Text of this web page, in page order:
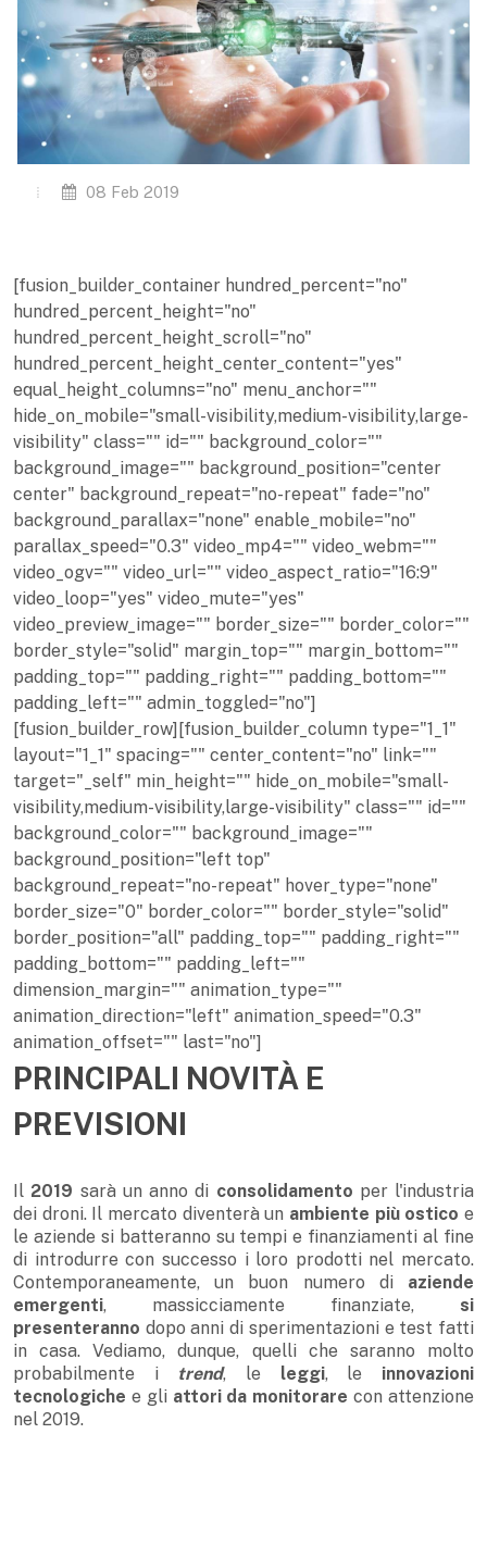
08 Feb 2019
[fusion_builder_container hundred_percent="no"
hundred_percent_height="no"
hundred_percent_height_scroll="no"
hundred_percent_height_center_content="yes"
equal_height_columns="no" menu_anchor=""
hide_on_mobile="small-visibility,medium-visibility,large-
visibility" class="" id="" background_color=""
background_image="" background_position="center
center" background_repeat="no-repeat" fade="no"
background_parallax="none" enable_mobile="no"
parallax_speed="0.3" video_mp4="" video_webm=""
video_ogv="" video_url="" video_aspect_ratio="16:9"
video_loop="yes" video_mute="yes"
video_preview_image="" border_size="" border_color=""
border_style="solid" margin_top="" margin_bottom=""
padding_top="" padding_right="" padding_bottom=""
padding_left="" admin_toggled="no"]
[fusion_builder_row][fusion_builder_column type="1_1"
layout="1_1" spacing="" center_content="no" link=""
target="_self" min_height="" hide_on_mobile="small-
visibility,medium-visibility,large-visibility" class="" id=""
background_color="" background_image=""
background_position="left top"
background_repeat="no-repeat" hover_type="none"
border_size="0" border_color="" border_style="solid"
border_position="all" padding_top="" padding_right=""
padding_bottom="" padding_left=""
dimension_margin="" animation_type=""
animation_direction="left" animation_speed="0.3"
animation_offset="" last="no"]
PRINCIPALI NOVITÀ E
PREVISIONI
Il 2019 sarà un anno di consolidamento per l'industria
dei droni. Il mercato diventerà un ambiente più ostico e
le aziende si batteranno su tempi e finanziamenti al fine
di introdurre con successo i loro prodotti nel mercato.
Contemporaneamente, un buon numero di aziende
emergenti, massicciamente finanziate, si
presenteranno dopo anni di sperimentazioni e test fatti
in casa. Vediamo, dunque, quelli che saranno molto
probabilmente i trend, le leggi, le innovazioni
tecnologiche e gli attori da monitorare con attenzione
nel 2019.